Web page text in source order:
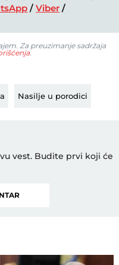
/Viber /
Za preuzimanje sadržaja
.
Nasilje u porodici
vest. Budite prvi koji će